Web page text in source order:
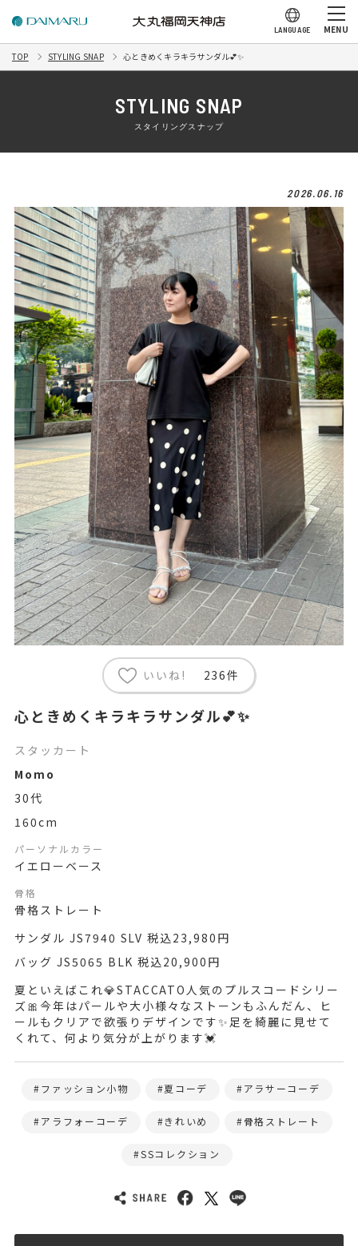
LANGUAGE MENU
TOP STYLING SNAP 心ときめくキラキラサンダル💕✨
STYLING SNAP
スタイリングスナップ
2026.06.16
いいね! 236件
心ときめくキラキラサンダル💕✨
スタッカート
Momo
30代
160cm
パーソナルカラー
イエローベース
骨格
骨格ストレート
サンダル JS7940 SLV 税込23,980円
バッグ JS5065 BLK 税込20,900円
夏といえばこれ💎STACCATO人気のプルスコードシリー
ズ🎀今年はパールや大小様々なストーンもふんだん、ヒ
ールもクリアで欲張りデザインです✨足を綺麗に見せて
くれて、何より気分が上がります💓
ファッション小物 夏コーデ アラサーコーデ
アラフォーコーデ きれいめ 骨格ストレート
SSコレクション